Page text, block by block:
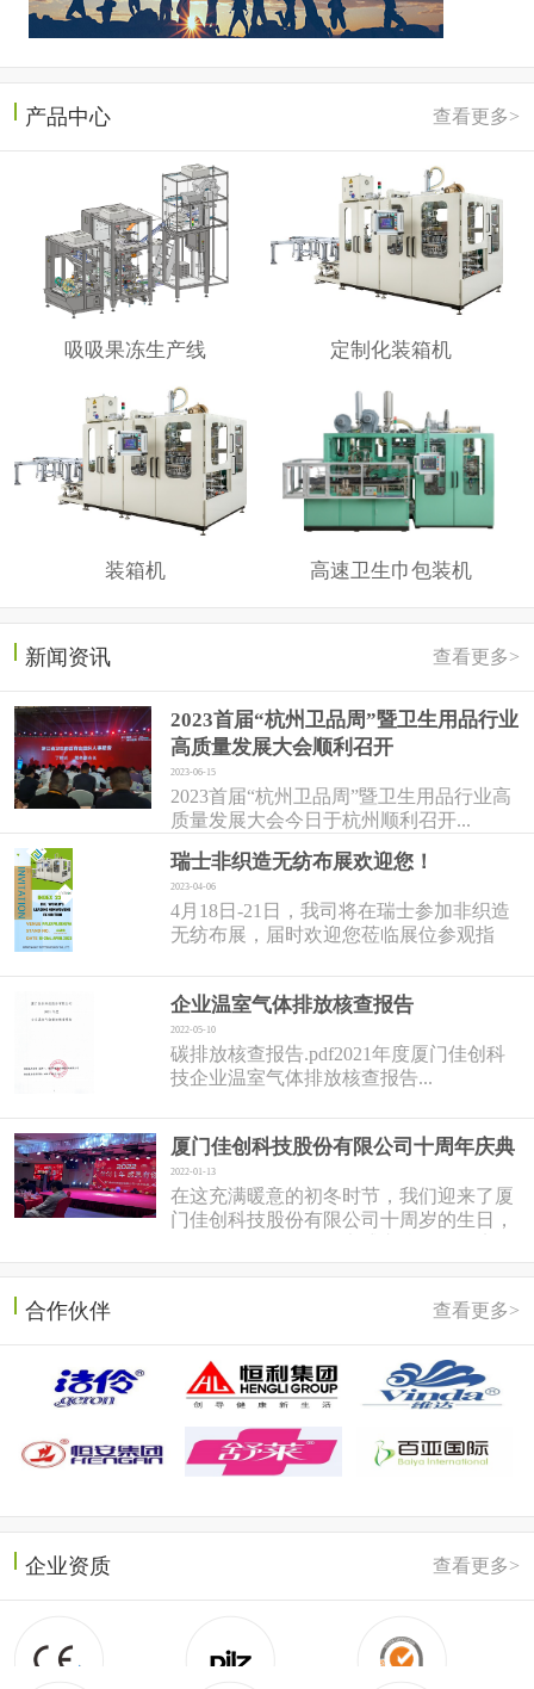
产品中心 查看更多>
吸吸果冻生产线 定制化装箱机
装箱机 高速卫生巾包装机
新闻资讯 查看更多>
2023首届“杭州卫品周”暨卫生用品行业
高质量发展大会顺利召开
2023-06-15
2023首届“杭州卫品周”暨卫生用品行业高
质量发展大会今日于杭州顺利召开...
瑞士非织造无纺布展欢迎您！
2023-04-06
4月18日-21日，我司将在瑞士参加非织造
无纺布展，届时欢迎您莅临展位参观指
企业温室气体排放核查报告
2022-05-10
碳排放核查报告.pdf2021年度厦门佳创科
技企业温室气体排放核查报告...
厦门佳创科技股份有限公司十周年庆典
2022-01-13
在这充满暖意的初冬时节，我们迎来了厦
门佳创科技股份有限公司十周岁的生日，
重召开。岱总回想十年前，佳...
合作伙伴 查看更多>
企业资质 查看更多>